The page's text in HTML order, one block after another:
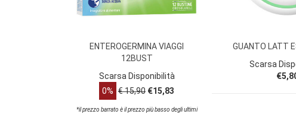
ENTEROGERMINA VIAGGI
12BUST
Scarsa Disponibilità
0% € 15,90 €15,83
*il prezzo barrato è il prezzo più basso degli ultimi
GUANTO LATT
Scarsa